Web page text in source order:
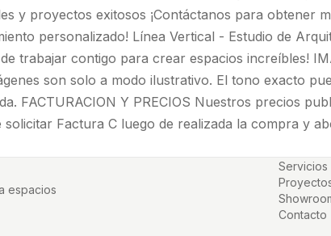
y proyectos exitosos ¡Contáctanos para obtener
personalizado! Línea Vertical - Estudio de
trabajar contigo para crear espacios increíbles!
son solo a modo ilustrativo. El tono exacto
FACTURACION Y PRECIOS Nuestros precios
Factura C luego de realizada la compra y
espacios
Servicios
Contacto